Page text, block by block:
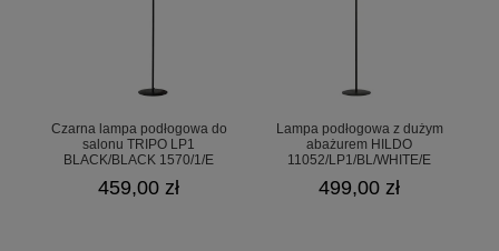
Czarna lampa podłogowa do
salonu TRIPO LP1
BLACK/BLACK 1570/1/E
459,00 zł
Lampa podłogowa z dużym
abażurem HILDO
11052/LP1/BL/WHITE/E
499,00 zł